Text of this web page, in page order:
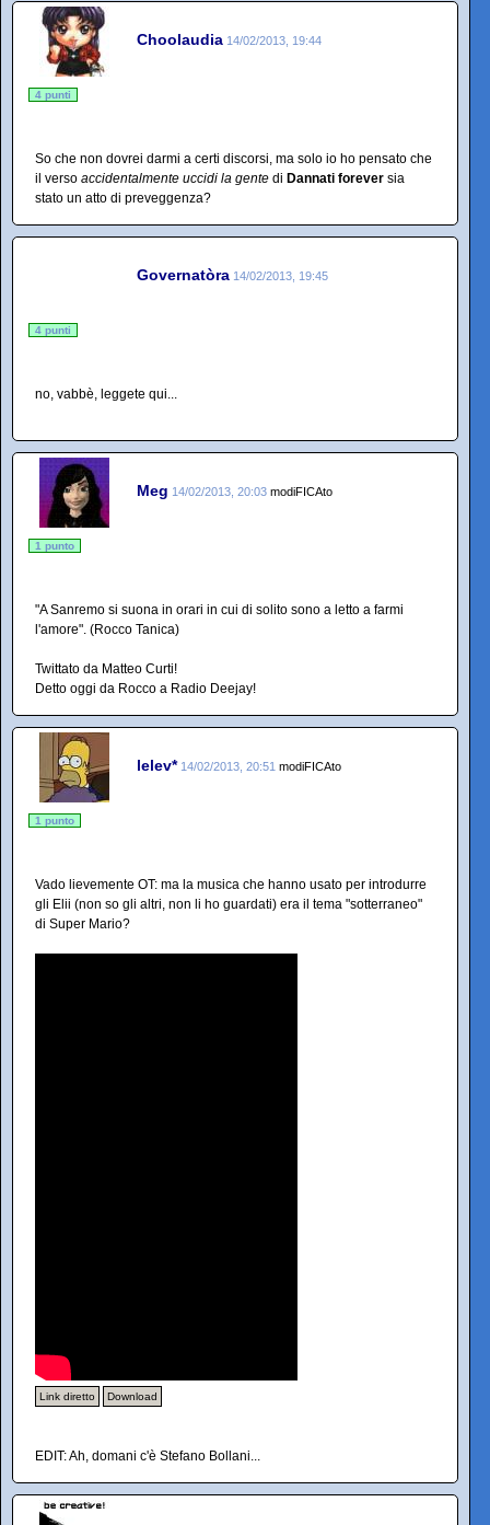
Choolaudia 14/02/2013, 19:44
4 punti
So che non dovrei darmi a certi discorsi, ma solo io ho pensato che
il verso accidentalmente uccidi la gente di Dannati forever sia
stato un atto di preveggenza?
Governatòra 14/02/2013, 19:45
4 punti
no, vabbè, leggete qui...
Meg 14/02/2013, 20:03 modiFICAto
1 punto
"A Sanremo si suona in orari in cui di solito sono a letto a farmi
l'amore". (Rocco Tanica)
Twittato da Matteo Curti!
Detto oggi da Rocco a Radio Deejay!
lelev* 14/02/2013, 20:51 modiFICAto
1 punto
Vado lievemente OT: ma la musica che hanno usato per introdurre
gli Elii (non so gli altri, non li ho guardati) era il tema "sotterraneo"
di Super Mario?
Link diretto Download
EDIT: Ah, domani c'è Stefano Bollani...